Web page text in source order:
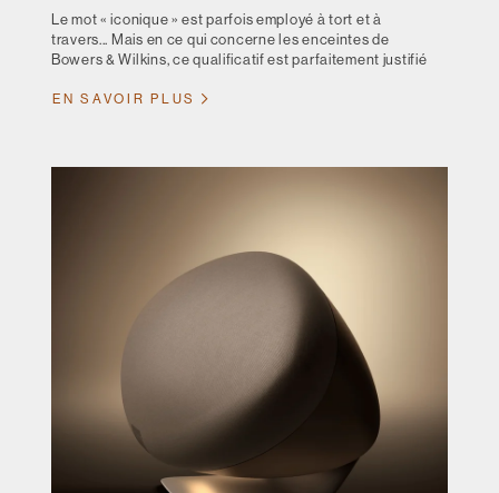
Le mot « iconique » est parfois employé à tort et à
travers... Mais en ce qui concerne les enceintes de
Bowers & Wilkins, ce qualificatif est parfaitement justifié
EN SAVOIR PLUS